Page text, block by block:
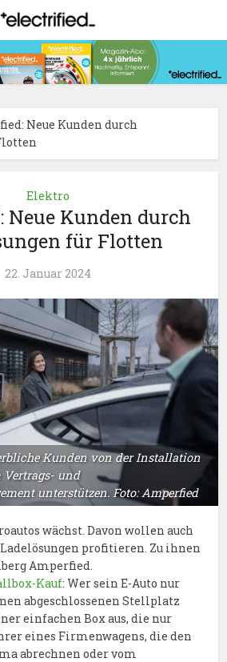
Neue Kunden durch
Elektro
Neue Kunden durch
für Flotten
22. Januar 2024
Kunden von der Installation
Vertrags- und
unterstützen. Foto: Amperfied
wächst. Davon wollen auch
profitieren. Zu ihnen
Amperfied.
Kauf: Wer sein E-Auto nur
abgeschlossenen Stellplatz
einfachen Box aus, die nur
eines Firmenwagens, die den
abrechnen oder vom